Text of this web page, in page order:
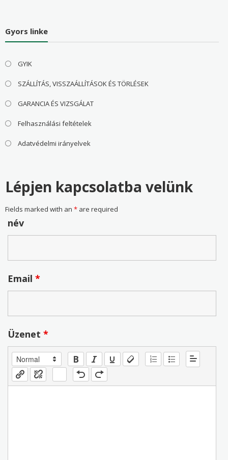
Gyors linke
GYIK
SZÁLLÍTÁS, VISSZAÁLLÍTÁSOK ÉS TÖRLÉSEK
GARANCIA ÉS VIZSGÁLAT
Felhasználási feltételek
Adatvédelmi irányelvek
Lépjen kapcsolatba velünk
Fields marked with an *are required
név
Email *
Üzenet *